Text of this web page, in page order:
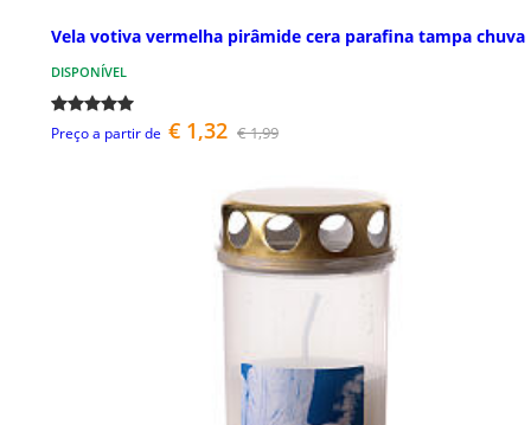
Vela votiva vermelha pirâmide cera parafina tampa chuva
DISPONÍVEL
Preço a partir de € 1,32 € 1,99